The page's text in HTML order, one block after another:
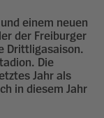
einem neuen
der Freiburger
Drittligasaison.
Die
Jahr als
in diesem Jahr